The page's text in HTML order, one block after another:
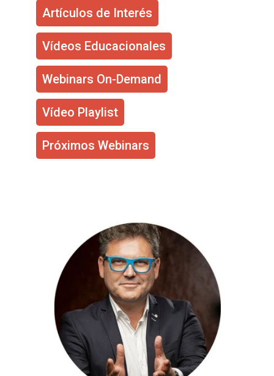
Artículos de Interés
Vídeos Educacionales
Webinars On-Demand
Vídeo Playlist
Próximos Webinars